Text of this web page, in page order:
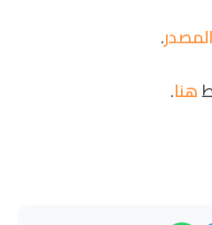
المصدر.
هنا.